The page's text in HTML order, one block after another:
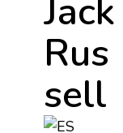
Jack
Rus
sell